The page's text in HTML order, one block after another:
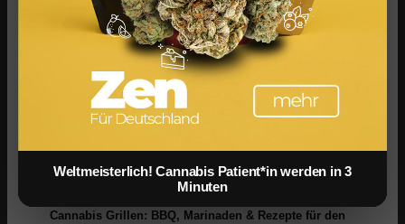
Rezepte
Cannabis Grillen: BBQ, Marinaden & Rezepte für den
Weltmeisterlich! Cannabis Patient*in werden in 3
Minuten